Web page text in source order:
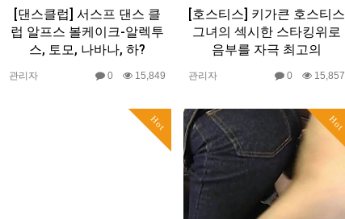
[댄스클럽] 서스프 댄스 클
럽 알프스 볼케이크-알렉투
스, 토모, 나바나, 하?
관리자 0 15,849
[호스티스] 키가큰 호스티스
그녀의 섹시한 스타킹위로
음부를 자극 최고의
관리자 0 15,857
Hot Hot